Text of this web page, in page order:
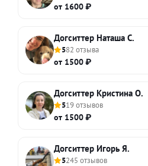
от 1600 ₽
Догситтер Наташа С.
582 отзыва
от 1500 ₽
Догситтер Кристина О.
519 отзывов
от 1500 ₽
Догситтер Игорь Я.
5245 отзывов